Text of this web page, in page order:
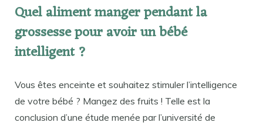
Quel aliment manger pendant la
grossesse pour avoir un bébé
intelligent ?
Vous êtes enceinte et souhaitez stimuler l’intelligence
de votre bébé ? Mangez des fruits ! Telle est la
conclusion d’une étude menée par l’université de